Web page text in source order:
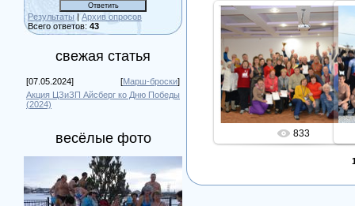
Результаты | Архив опросов
Всего ответов: 43
свежая статья
[07.05.2024] [Марш-броски]
Акция ЦЗиЗП Айсберг ко Дню Победы
(2024)
весёлые фото
02.02.2019
Admin
833